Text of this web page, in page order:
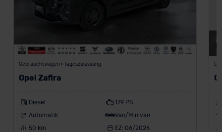
Gebrauchtwagen • Tageszulassung
Opel Zafira
Diesel
179 PS
Automatik
Van/Minivan
50 km
EZ: 06/2026